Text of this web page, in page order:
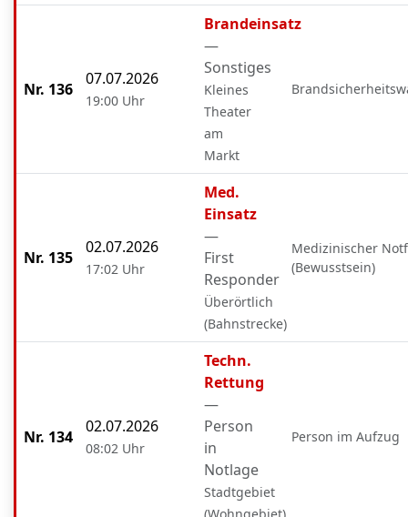
Nr. 136
07.07.2026
19:00 Uhr
Brandeinsatz
—
Sonstiges
Kleines
Theater
am
Markt
Nr. 135
02.07.2026
17:02 Uhr
Med.
Einsatz
—
First
Responder
Überörtlich
(Bahnstrecke)
Medizinischer
(Bewusstsein)
Nr. 134
02.07.2026
08:02 Uhr
Techn.
Rettung
—
Person
in
Notlage
Stadtgebiet
Person im Aufzug